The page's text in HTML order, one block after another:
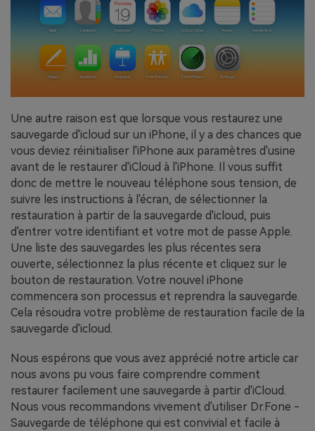
Une autre raison est que lorsque vous restaurez une
sauvegarde d'icloud sur un iPhone, il y a des chances que
vous deviez réinitialiser l'iPhone aux paramètres d'usine
avant de le restaurer d'iCloud à l'iPhone. Il vous suffit
donc de mettre le nouveau téléphone sous tension, de
suivre les instructions à l'écran, de sélectionner la
restauration à partir de la sauvegarde d'icloud, puis
d'entrer votre identifiant et votre mot de passe Apple.
Une liste des sauvegardes les plus récentes sera
ouverte, sélectionnez la plus récente et cliquez sur le
bouton de restauration. Votre nouvel iPhone
commencera son processus et reprendra la sauvegarde.
Cela résoudra votre problème de restauration facile de la
sauvegarde d'icloud.
Nous espérons que vous avez apprécié notre article car
nous avons pu vous faire comprendre comment
restaurer facilement une sauvegarde à partir d'iCloud.
Nous vous recommandons vivement d'utiliser Dr.Fone -
Sauvegarde de téléphone qui est convivial et facile à